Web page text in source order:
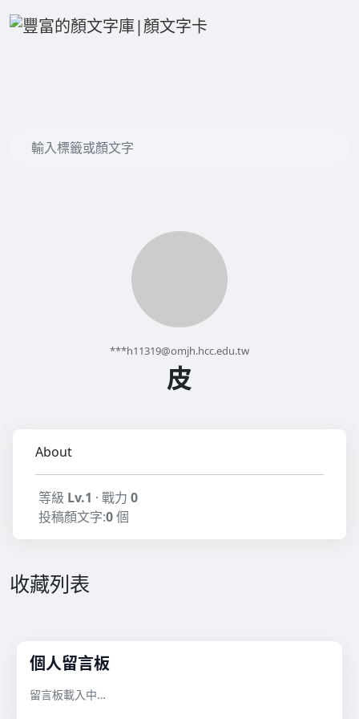
***h11319@omjh.hcc.edu.tw
皮
About
等級 Lv.1 · 戰力 0
投稿顏文字:0個
收藏列表
個人留言板
留言板載入中…